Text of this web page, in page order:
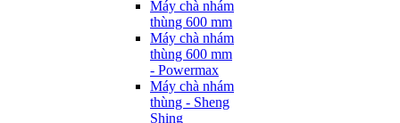
Máy chà nhám
thùng 600 mm
Máy chà nhám
thùng 600 mm
- Powermax
Máy chà nhám
thùng - Sheng
Shing